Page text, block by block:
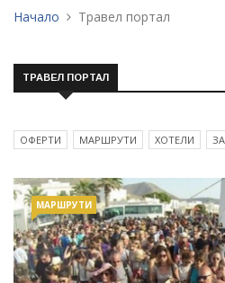
Начало Травел портал
ТРАВЕЛ ПОРТАЛ
ОФЕРТИ МАРШРУТИ ХОТЕЛИ
МАРШРУТИ